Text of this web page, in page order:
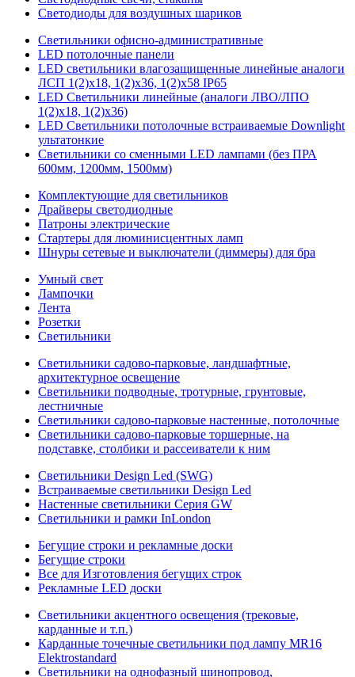
Светодиоды для воздушных шариков
Светильники офисно-административные
LED потолочные панели
LED светильники влагозащищенные линейные аналоги
ЛСП 1(2)х18, 1(2)х36, 1(2)х58 IP65
LED Светильники линейные (аналоги ЛВО/ЛПО
1(2)х18, 1(2)х36)
LED Светильники потолочные встраиваемые Downlight
ультатонкие
Светильники со сменными LED лампами (без ПРА
600мм, 1200мм, 1500мм)
Комплектующие для светильников
Драйверы светодиодные
Патроны электрические
Стартеры для люминисцентных ламп
Шнуры сетевые и выключатели (диммеры) для бра
Умный свет
Лампочки
Лента
Розетки
Светильники
Светильники садово-парковые, ландшафтные,
архитектурное освещение
Светильники подводные, тротурные, грунтовые,
лестничные
Светильники садово-парковые настенные, потолочные
Светильники садово-парковые торшерные, на
подставке, столбики и рассеиватели к ним
Светильники Design Led (SWG)
Встраиваемые светильники Design Led
Настенные светильники Серия GW
Светильники и рамки InLondon
Бегущие строки и рекламные доски
Бегущие строки
Все для Изготовления бегущих строк
Рекламные LED доски
Светильники акцентного освещения (трековые,
карданные и т.п.)
Карданные точечные светильники под лампу MR16
Elektrostandard
Светильники на однофазный шинопровод,